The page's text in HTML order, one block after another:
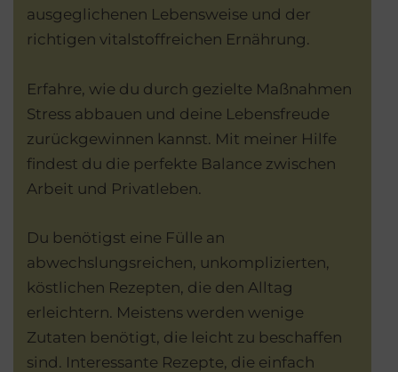
ausgeglichenen Lebensweise und der
richtigen vitalstoffreichen Ernährung.
Erfahre, wie du durch gezielte Maßnahmen
Stress abbauen und deine Lebensfreude
zurückgewinnen kannst. Mit meiner Hilfe
findest du die perfekte Balance zwischen
Arbeit und Privatleben.
Du benötigst eine Fülle an
abwechslungsreichen, unkomplizierten,
köstlichen Rezepten, die den Alltag
erleichtern. Meistens werden wenige
Zutaten benötigt, die leicht zu beschaffen
sind. Interessante Rezepte, die einfach